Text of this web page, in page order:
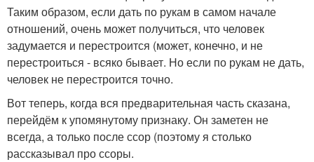
Таким образом, если дать по рукам в самом начале
отношений, очень может получиться, что человек
задумается и перестроится (может, конечно, и не
перестроиться - всяко бывает. Но если по рукам не дать,
человек не перестроится точно.
Вот теперь, когда вся предварительная часть сказана,
перейдём к упомянутому признаку. Он заметен не
всегда, а только после ссор (поэтому я столько
рассказывал про ссоры.